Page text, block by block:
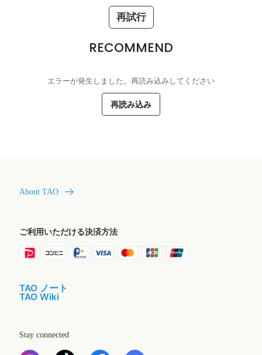
再試行
RECOMMEND
エラーが発生しました。再読み込みしてください
再読み込み
About TAO
ご利用いただける決済方法
TAO ノート
TAO Wiki
Stay connected